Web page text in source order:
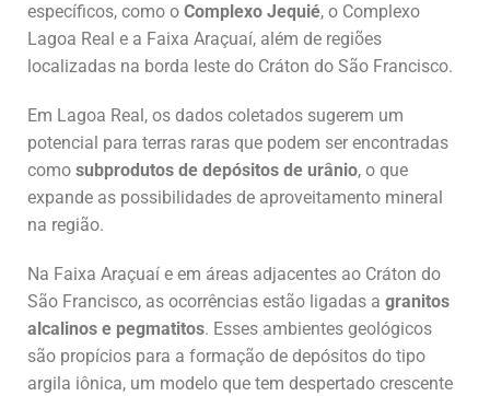
específicos, como o Complexo Jequié, o Complexo
Lagoa Real e a Faixa Araçuaí, além de regiões
localizadas na borda leste do Cráton do São Francisco.
Em Lagoa Real, os dados coletados sugerem um
potencial para terras raras que podem ser encontradas
como subprodutos de depósitos de urânio, o que
expande as possibilidades de aproveitamento mineral
na região.
Na Faixa Araçuaí e em áreas adjacentes ao Cráton do
São Francisco, as ocorrências estão ligadas a granitos
alcalinos e pegmatitos. Esses ambientes geológicos
são propícios para a formação de depósitos do tipo
argila iônica, um modelo que tem despertado crescente